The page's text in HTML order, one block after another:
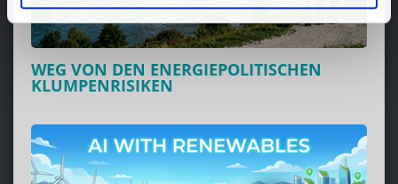
WEG VON DEN ENERGIEPOLITISCHEN
KLUMPENRISIKEN